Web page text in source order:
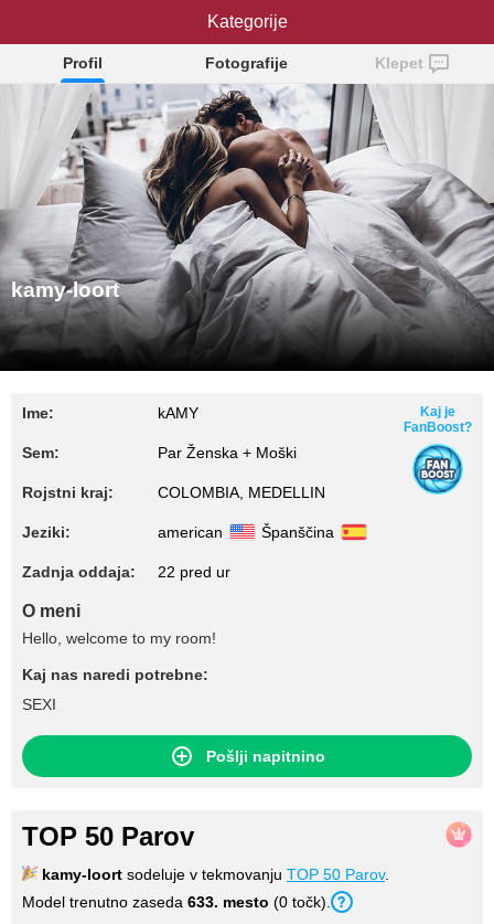
kamy-loort
Profil Fotografije Klepet
kamy-loort
Ime: kAMY
Sem: Par Ženska + Moški
Rojstni kraj: COLOMBIA, MEDELLIN
Jeziki: american Španščina
Zadnja oddaja: 22 pred ur
Kaj je
FanBoost?
O meni
Hello, welcome to my room!
Kaj nas naredi potrebne:
SEXI
Pošlji napitnino
TOP 50 Parov
kamy-loort sodeluje v tekmovanju TOP 50 Parov.
Model trenutno zaseda 633. mesto (0 točk).
Kategorije